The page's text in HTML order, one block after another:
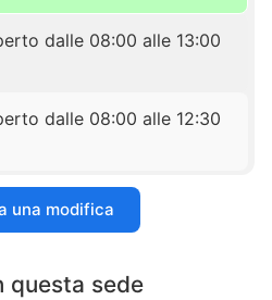
dalle 08:00 alle 13:00
dalle 08:00 alle 12:30
una modifica
questa sede